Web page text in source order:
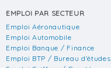
EMPLOI PAR SECTEUR
Emploi Aéronautique
Emploi Automobile
Emploi Banque / Finance
Emploi BTP / Bureau d'études